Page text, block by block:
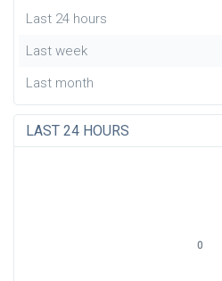
Last 24 hours
Last week
Last month
LAST 24 HOURS
0